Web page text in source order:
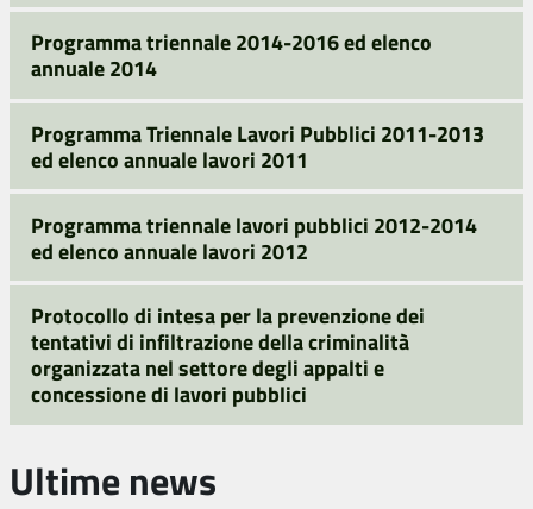
Programma triennale 2014-2016 ed elenco
annuale 2014
Programma Triennale Lavori Pubblici 2011-2013
ed elenco annuale lavori 2011
Programma triennale lavori pubblici 2012-2014
ed elenco annuale lavori 2012
Protocollo di intesa per la prevenzione dei
tentativi di infiltrazione della criminalità
organizzata nel settore degli appalti e
concessione di lavori pubblici
Ultime news